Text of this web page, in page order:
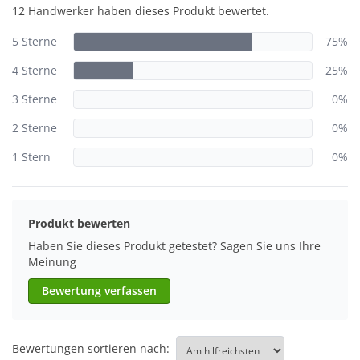
12 Handwerker haben dieses Produkt bewertet.
5 Sterne
75%
4 Sterne
25%
3 Sterne
0%
2 Sterne
0%
1 Stern
0%
Produkt bewerten
Haben Sie dieses Produkt getestet? Sagen Sie uns Ihre
Meinung
Bewertung verfassen
Bewertungen sortieren nach: